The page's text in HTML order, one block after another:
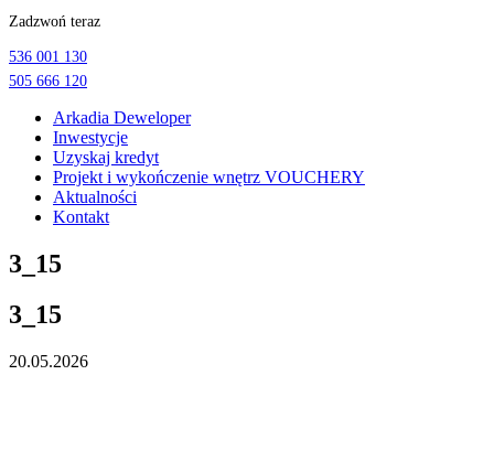
treści
Zadzwoń teraz
536 001 130
505 666 120
Arkadia Deweloper
Inwestycje
Uzyskaj kredyt
Projekt i wykończenie wnętrz VOUCHERY
Aktualności
Kontakt
3_15
3_15
20.05.2026